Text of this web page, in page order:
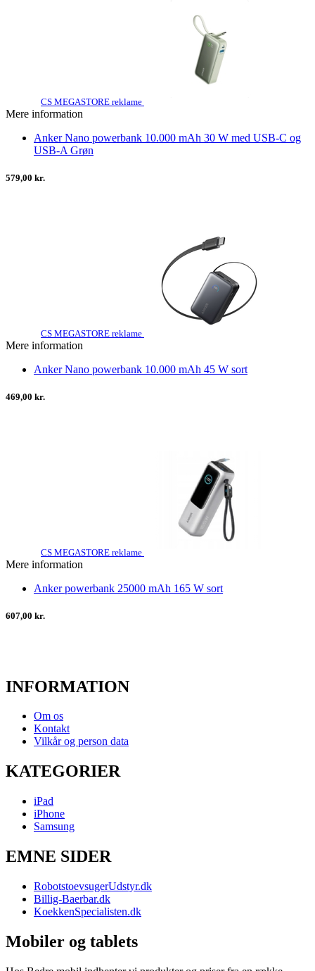
CS MEGASTORE reklame
Mere information
Anker Nano powerbank 10.000 mAh 30 W med USB-C og
USB-A Grøn
579,00 kr.
CS MEGASTORE reklame
Mere information
Anker Nano powerbank 10.000 mAh 45 W sort
469,00 kr.
CS MEGASTORE reklame
Mere information
Anker powerbank 25000 mAh 165 W sort
607,00 kr.
INFORMATION
Om os
Kontakt
Vilkår og person data
KATEGORIER
iPad
iPhone
Samsung
EMNE SIDER
RobotstoevsugerUdstyr.dk
Billig-Baerbar.dk
KoekkenSpecialisten.dk
Mobiler og tablets